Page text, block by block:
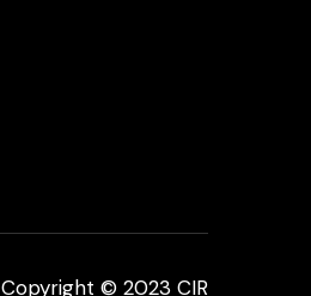
Copyright © 2023 CIR